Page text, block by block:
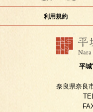
利用規約
平
奈良県奈良